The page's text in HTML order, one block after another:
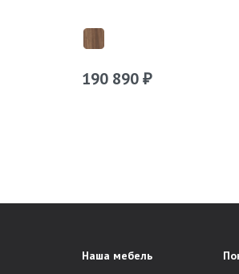
190 890 ₽
Наша мебель